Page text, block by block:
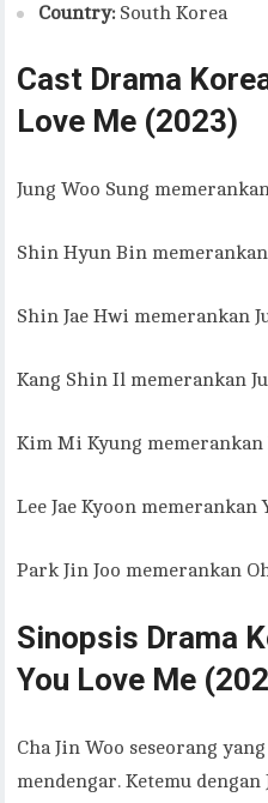
Country:South Korea
Cast Drama
Love Me (2023)
Jung Woo Sung
Shin Hyun Bin
Shin Jae Hwi memerankan
Kang Shin Il memerankan
Kim Mi Kyung memerankan
Lee Jae Kyoon memerankan
Park Jin Joo memerankan
Sinopsis Drama
You Love Me
Cha Jin Woo seseorang
mendengar. Ketemu